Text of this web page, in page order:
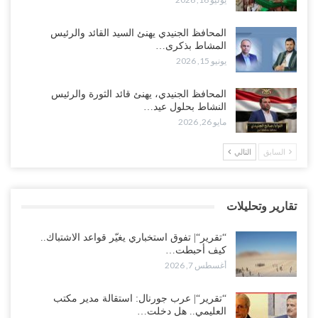
النفط تلتف حول أفريقيا وسفن تعلن: “لا توجد شحنة…
أغسطس 4, 2026
مليون برميل يشعل غضب حضرموت..!
أغسطس 4, 2026
مدير مكتب العليمي يقدم استقالته.. والخلافات تعصف بالرئاسي وصراع
“تعز“| وسط إعادة رسم النفوذ السعودي.. الإصلاح يجدد اتهامه لطارق
بالتهريب وعينه على المحافظ..!
أغسطس 4, 2026
“شبوة“| مع تحشيدات عسكرية تنذر بجولة جديدة مع السعودية.. الإمارات
تعيد تحشيد قواتها في أهم سواحل اليمن على البحر…
أغسطس 4, 2026
المحافظ الجنيدي يهنئ السيد القائد والرئيس
المشاط بذكرى…
يونيو 15, 2026
المحافظ الجنيدي، يهنئ قائد الثورة والرئيس
النشاط بحلول عيد…
مايو 26, 2026
السابق التالي
تقارير وتحليلات
“تقرير“| تفوق استخباري يغيّر قواعد الاشتباك..
كيف أحبطت…
أغسطس 7, 2026
“تقرير“| عرب جورنال: استقالة مدير مكتب
العليمي.. هل دخلت…